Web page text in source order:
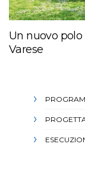
Un nuovo
Varese